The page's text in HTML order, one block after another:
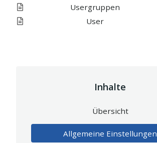
Usergruppen
User
Inhalte
Übersicht
Allgemeine Einstellungen